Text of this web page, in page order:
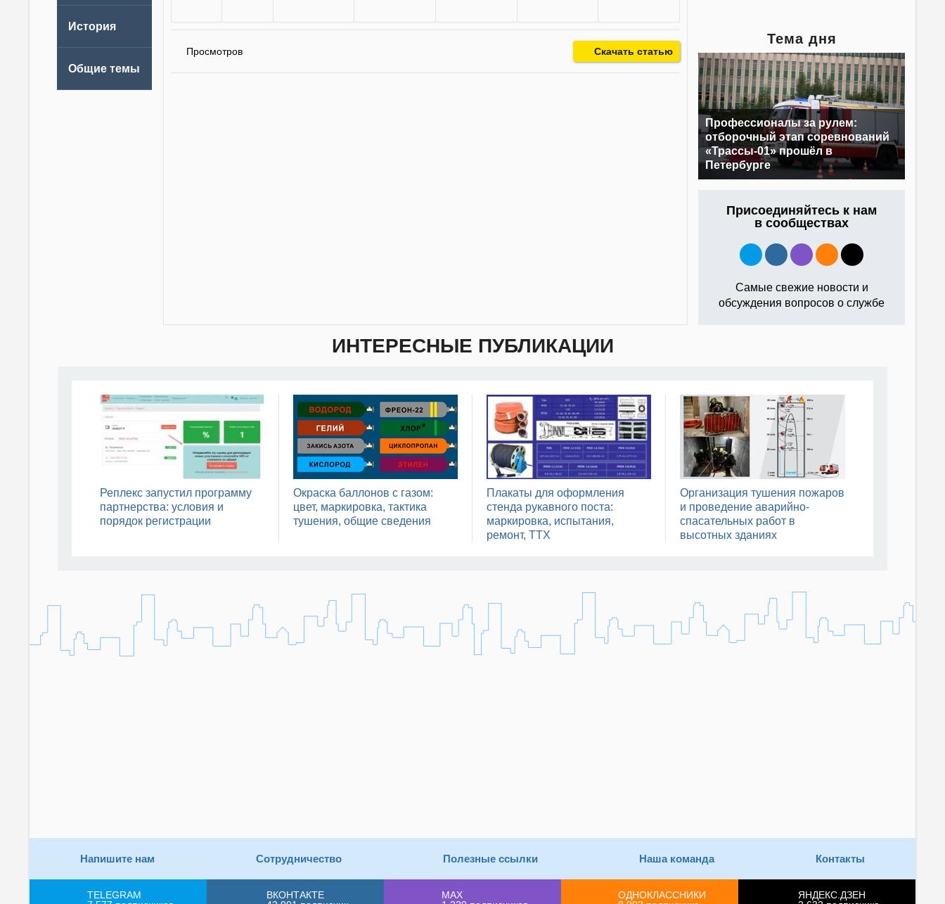
Просмотров Скачать статью
Тема дня
Профессионалы за рулем:
отборочный этап соревнований
«Трассы-01» прошёл в
Петербурге
Присоединяйтесь к нам
в сообществах
Самые свежие новости и
обсуждения вопросов о службе
ИНТЕРЕСНЫЕ ПУБЛИКАЦИИ
Реплекс запустил программу
партнерства: условия и
порядок регистрации
Окраска баллонов с газом:
цвет, маркировка, тактика
тушения, общие сведения
Плакаты для оформления
стенда рукавного поста:
маркировка, испытания,
ремонт, ТТХ
Организация тушения пожаров
и проведение аварийно-
спасательных работ в
высотных зданиях
Напишите нам Сотрудничество Полезные ссылки Наша команда Контакты
TELEGRAM
ВКОНТАКТЕ
MAX
ОДНОКЛАССНИКИ
ЯНДЕКС.ДЗЕН